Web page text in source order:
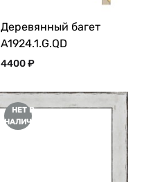
Деревянный багет
A1924.1.G.QD
4400₽
НЕТ В
НАЛИЧИИ